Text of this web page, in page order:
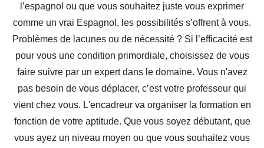
l’espagnol ou que vous souhaitez juste vous exprimer
comme un vrai Espagnol, les possibilités s’offrent à vous.
Problèmes de lacunes ou de nécessité ? Si l’efficacité est
pour vous une condition primordiale, choisissez de vous
faire suivre par un expert dans le domaine. Vous n'avez
pas besoin de vous déplacer, c’est votre professeur qui
vient chez vous. L'encadreur va organiser la formation en
fonction de votre aptitude. Que vous soyez débutant, que
vous ayez un niveau moyen ou que vous souhaitez vous